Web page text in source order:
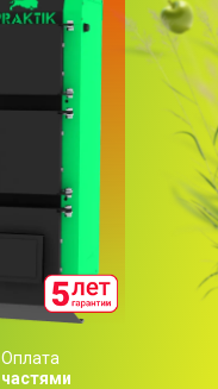
Оплата
частями